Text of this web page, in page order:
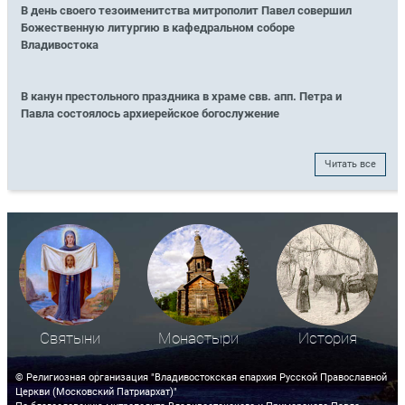
В день своего тезоименитства митрополит Павел совершил
Божественную литургию в кафедральном соборе
Владивостока
В канун престольного праздника в храме свв. апп. Петра и
Павла состоялось архиерейское богослужение
Читать все
Святыни Монастыри История
© Религиозная организация "Владивостокская епархия Русской Православной
Церкви (Московский Патриархат)"